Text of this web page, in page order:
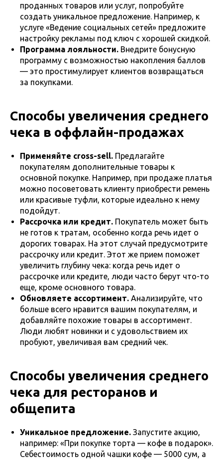
проданных товаров или услуг, попробуйте
создать уникальное предложение. Например, к
услуге «Ведение социальных сетей» предложите
настройку рекламы под ключ с хорошей скидкой.
Программа лояльности. Внедрите бонусную
программу с возможностью накопления баллов
— это простимулирует клиентов возвращаться
за покупками.
Способы увеличения среднего
чека в оффлайн-продажах
Применяйте cross-sell. Предлагайте
покупателям дополнительные товары к
основной покупке. Например, при продаже платья
можно посоветовать клиенту приобрести ремень
или красивые туфли, которые идеально к нему
подойдут.
Рассрочка или кредит. Покупатель может быть
не готов к тратам, особенно когда речь идет о
дорогих товарах. На этот случай предусмотрите
рассрочку или кредит. Этот же прием поможет
увеличить глубину чека: когда речь идет о
рассрочке или кредите, люди часто берут что-то
еще, кроме основного товара.
Обновляете ассортимент. Анализируйте, что
больше всего нравится вашим покупателям, и
добавляйте похожие товары в ассортимент.
Люди любят новинки и с удовольствием их
пробуют, увеличивая вам средний чек.
Способы увеличения среднего
чека для ресторанов и
общепита
Уникальное предложение. Запустите акцию,
например: «При покупке торта — кофе в подарок».
Себестоимость одной чашки кофе — 5000 сум, а